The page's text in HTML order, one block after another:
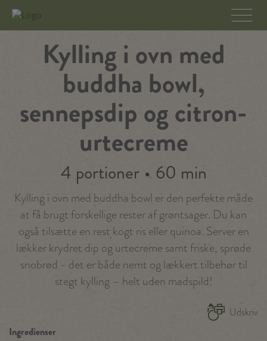
Kylling i ovn med
buddha bowl,
sennepsdip og citron-
urtecreme
4 portioner • 60 min
Kylling i ovn med buddha bowl er den perfekte måde
at få brugt forskellige rester af grøntsager. Du kan
også tilsætte en rest kogt ris eller quinoa. Server en
lækker krydret dip og urtecreme samt friske, sprøde
snobrød - det er både nemt og lækkert tilbehør til
stegt kylling – helt uden madspild!
Udskriv
Ingredienser